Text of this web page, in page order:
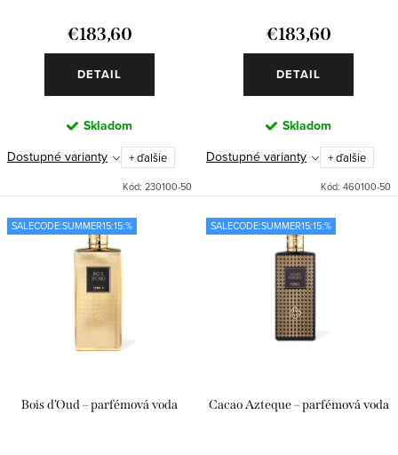
€183,60
DETAIL
Skladom
Dostupné varianty + ďalšie
Kód: 230100-50
€183,60
DETAIL
Skladom
Dostupné varianty + ďalšie
Kód: 460100-50
SALECODE:SUMMER15:15:%
Bois d’Oud – parfémová voda
SALECODE:SUMMER15:15:%
Cacao Azteque – parfémová voda